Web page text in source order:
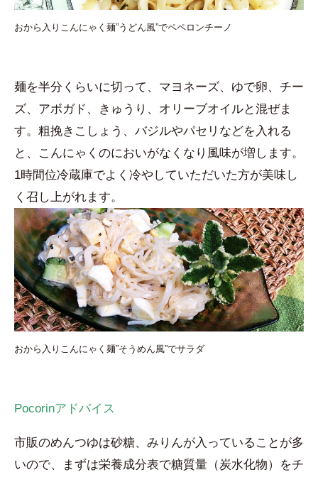
おから入りこんにゃく麺”うどん風”でペペロンチーノ
麺を半分くらいに切って、マヨネーズ、ゆで卵、チー
ズ、アボガド、きゅうり、オリーブオイルと混ぜま
す。粗挽きこしょう、バジルやパセリなどを入れる
と、こんにゃくのにおいがなくなり風味が増します。
1時間位冷蔵庫でよく冷やしていただいた方が美味し
く召し上がれます。
おから入りこんにゃく麺”そうめん風”でサラダ
Pocorinアドバイス
市販のめんつゆは砂糖、みりんが入っていることが多
いので、まずは栄養成分表で糖質量（炭水化物）をチ